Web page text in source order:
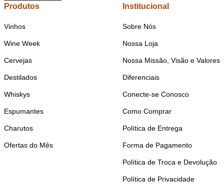
Produtos
Vinhos
Wine Week
Cervejas
Destilados
Whiskys
Espumantes
Charutos
Ofertas do Mês
Institucional
Sobre Nós
Nossa Loja
Nossa Missão, Visão e Valores
Diferenciais
Conecte-se Conosco
Como Comprar
Política de Entrega
Forma de Pagamento
Política de Troca e Devolução
Política de Privacidade